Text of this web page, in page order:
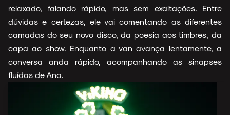
relaxado, falando rápido, mas sem exaltações. Entre
dúvidas e certezas, ele vai comentando as diferentes
camadas do seu novo disco, da poesia aos timbres, da
capa ao show. Enquanto a van avança lentamente, a
conversa anda rápido, acompanhando as sinapses
fluídas de Ana.